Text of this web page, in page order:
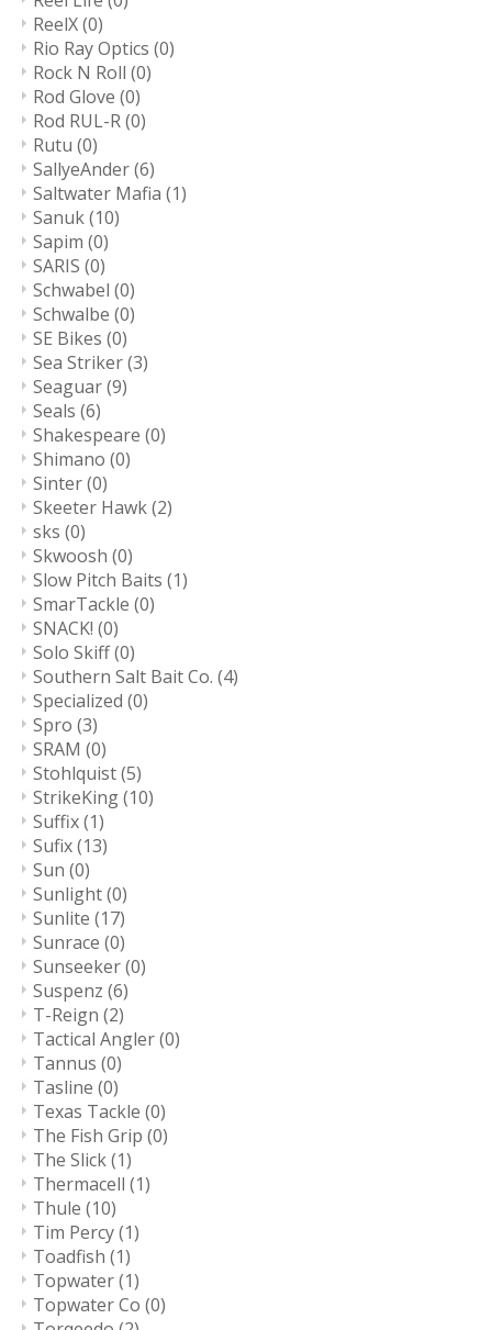
ReelX(0)
Rio Ray Optics (0)
Rock N Roll (0)
Rod Glove (0)
Rod RUL-R(0)
Rutu (0)
SallyeAnder(6)
Saltwater Mafia (1)
Sanuk(10)
Sapim (0)
SARIS (0)
Schwabel (0)
Schwalbe (0)
SE Bikes (0)
Sea Striker(3)
Seaguar(9)
Seals (6)
Shakespeare (0)
Shimano (0)
Sinter(0)
Skeeter Hawk(2)
sks (0)
Skwoosh (0)
Slow Pitch Baits (1)
SmarTackle (0)
SNACK! (0)
Solo Skiff(0)
Southern Salt Bait Co. (4)
Specialized (0)
Spro (3)
SRAM (0)
Stohlquist(5)
StrikeKing(10)
Suffix(1)
Sufix(13)
Sun (0)
Sunlight(0)
Sunlite (17)
Sunrace (0)
Sunseeker(0)
Suspenz (6)
T-Reign (2)
Tactical Angler(0)
Tannus (0)
Tasline (0)
Texas Tackle (0)
The Fish Grip (0)
The Slick(1)
Thermacell (1)
Thule (10)
Tim Percy(1)
Toadfish (1)
Topwater(1)
Topwater Co (0)